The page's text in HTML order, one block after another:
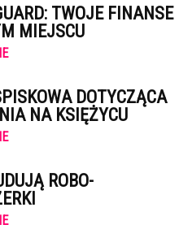
TWOJE FINANSE
MIEJSCU
DOTYCZĄCA
NA KSIĘŻYCU
ROBO-